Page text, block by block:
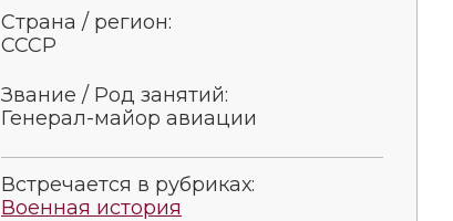
Страна / регион:
СССР
Звание / Род занятий:
Генерал-майор авиации
Встречается в рубриках:
Военная история